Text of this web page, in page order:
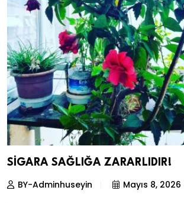
SİGARA SAĞLIĞA ZARARLIDIR!
BY-Adminhuseyin Mayıs 8, 2026